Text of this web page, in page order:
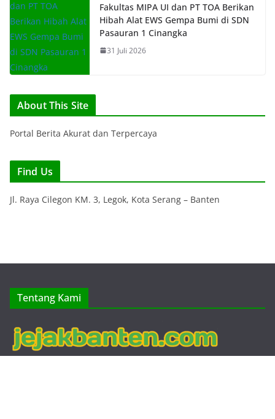
Fakultas MIPA UI dan PT TOA Berikan
Hibah Alat EWS Gempa Bumi di SDN
Pasauran 1 Cinangka
31 Juli 2026
About This Site
Portal Berita Akurat dan Terpercaya
Find Us
Jl. Raya Cilegon KM. 3, Legok, Kota Serang – Banten
Tentang Kami